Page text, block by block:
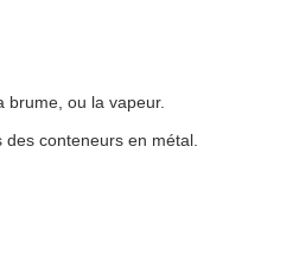
ou la vapeur.
conteneurs en métal.